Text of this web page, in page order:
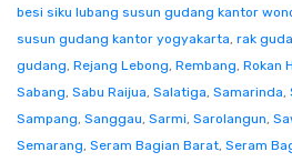
besi siku lubang susun gudang kantor
susun gudang kantor yogyakarta, rak
gudang, Rejang Lebong, Rembang, Rokan
Sabang, Sabu Raijua, Salatiga, Samarinda,
Sampang, Sanggau, Sarmi, Sarolangun,
Semarang, Seram Bagian Barat, Seram